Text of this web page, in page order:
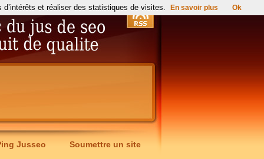
Jusseo Soumettre un site
et réaliser des statistiques de visites. En savoir plus Ok